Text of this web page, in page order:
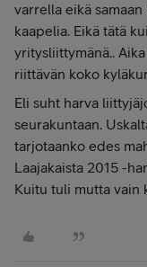
varrella eikä
kaapelia. Eikä tätä
yritysliittymänä..
riittävän koko
Eli suht harva
seurakuntaan.
tarjotaanko edes
Laajakaista 2015 -
Kuitu tuli mutta vain